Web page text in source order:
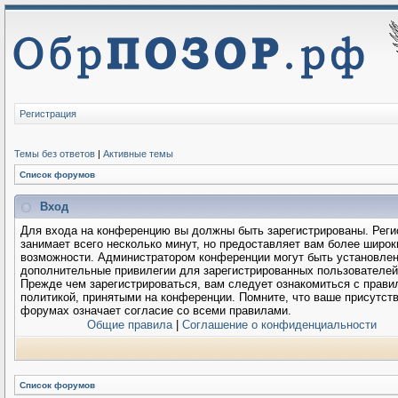
Регистрация
Темы без ответов | Активные темы
Список форумов
Вход
Для входа на конференцию вы должны быть зарегистрированы.
занимает всего несколько минут, но предоставляет вам более
возможности. Администратором конференции могут быть
дополнительные привилегии для зарегистрированных
Прежде чем зарегистрироваться, вам следует ознакомиться с
политикой, принятыми на конференции. Помните, что ваше
форумах означает согласие со всеми правилами.
Общие правила| Соглашение о конфиденциальности
Список форумов